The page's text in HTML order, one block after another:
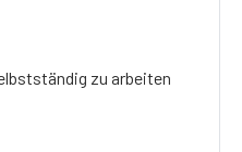
zu arbeiten